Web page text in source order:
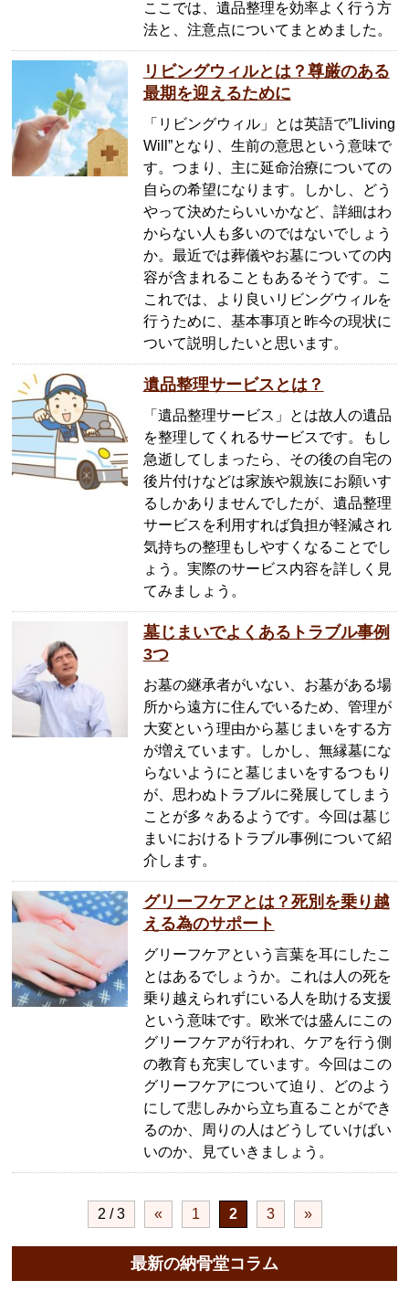
ここでは、遺品整理を効率よく行う方
法と、注意点についてまとめました。
リビングウィルとは？尊厳のある
最期を迎えるために
「リビングウィル」とは英語で”Lliving
Will”となり、生前の意思という意味で
す。つまり、主に延命治療についての
自らの希望になります。しかし、どう
やって決めたらいいかなど、詳細はわ
からない人も多いのではないでしょう
か。最近では葬儀やお墓についての内
容が含まれることもあるそうです。こ
これでは、より良いリビングウィルを
行うために、基本事項と昨今の現状に
ついて説明したいと思います。
遺品整理サービスとは？
「遺品整理サービス」とは故人の遺品
を整理してくれるサービスです。もし
急逝してしまったら、その後の自宅の
後片付けなどは家族や親族にお願いす
るしかありませんでしたが、遺品整理
サービスを利用すれば負担が軽減され
気持ちの整理もしやすくなることでし
ょう。実際のサービス内容を詳しく見
てみましょう。
墓じまいでよくあるトラブル事例
3つ
お墓の継承者がいない、お墓がある場
所から遠方に住んでいるため、管理が
大変という理由から墓じまいをする方
が増えています。しかし、無縁墓にな
らないようにと墓じまいをするつもり
が、思わぬトラブルに発展してしまう
ことが多々あるようです。今回は墓じ
まいにおけるトラブル事例について紹
介します。
グリーフケアとは？死別を乗り越
える為のサポート
グリーフケアという言葉を耳にしたこ
とはあるでしょうか。これは人の死を
乗り越えられずにいる人を助ける支援
という意味です。欧米では盛んにこの
グリーフケアが行われ、ケアを行う側
の教育も充実しています。今回はこの
グリーフケアについて迫り、どのよう
にして悲しみから立ち直ることができ
るのか、周りの人はどうしていけばい
いのか、見ていきましょう。
2 / 3 « 1 2 3 »
最新の納骨堂コラム